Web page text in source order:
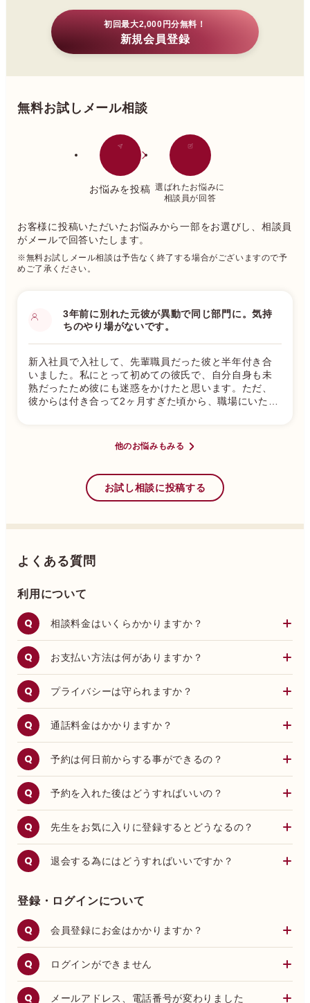
初回最大2,000円分無料！
新規会員登録
無料お試しメール相談
お悩みを投稿 選ばれたお悩みに
相談員が回答
お客様に投稿いただいたお悩みから一部をお選びし、相談員
がメールで回答いたします。
※無料お試しメール相談は予告なく終了する場合がございますので予
めご了承ください。
3年前に別れた元彼が異動で同じ部門に。気持
ちのやり場がないです。
新入社員で入社して、先輩職員だった彼と半年付き合
いました。私にとって初めての彼氏で、自分自身も未
熟だったため彼にも迷惑をかけたと思います。ただ、
彼からは付き合って2ヶ月すぎた頃から、職場にいたも
ようになりました。最初は頑張って対応できていまし
たが、だんだん言われるたびに傷ついて、交際期間の
本当に好きな彼氏だったので精一杯努力してなんとか
繋ぎ止めようとしました。でもある時、自分の辛さと
もらって1週間。また同じセリフを言われて泣く泣く別
り、彼とはその後疎遠(連絡してしまわないようブロッ
んと伝えたほうがいいよ。」というようなメッセージ
を送られて、あぁ私の気持ちは何も伝わらなかったん
だなぁと虚しくなりました。とまぁ、そんな彼が3年ぶ
りに職場異動でまさかの同じ職場、同じ部門にやって
きました。しかもこれは完全に私の勘ですが、おそら
く一緒に移動してきた後輩女子と付き合ってる、もし
かしたら同棲しています(同時期に離れた同地区に引っ
越ししていて、後輩女子も彼のタイプだろうなと前々
から感じていました)。こうして言葉にするほど、なん
で私はこんなに引きずって辛い思いをしているのだろ
うと思いますが、どうしても過去の気持ちに引っ張ら
れたり、元カレのみならず今カノまで一緒にいるこの
空間がじわじわ私を追い詰めてきていて正直気持ちの
やり場がないです。どうしたら良いのでしょうか。｜
hono様／女性／20代／復縁のご相談
他のお悩みもみる
お試し相談に投稿する
よくある質問
利用について
相談料金はいくらかかりますか？
お支払い方法は何がありますか？
プライバシーは守られますか？
通話料金はかかりますか？
予約は何日前からする事ができるの？
予約を入れた後はどうすればいいの？
先生をお気に入りに登録するとどうなるの？
退会する為にはどうすればいいですか？
登録・ログインについて
会員登録にお金はかかりますか？
ログインができません
メールアドレス、電話番号が変わりました